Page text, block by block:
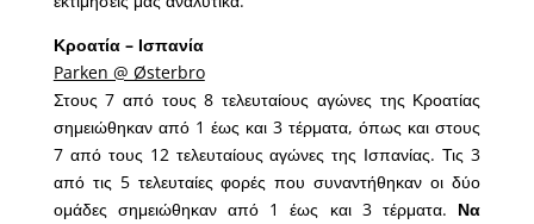
Κροατία – Ισπανία
Parken @ Østerbro
Στους 7 από τους 8 τελευταίους αγώνες της Κροατίας
σημειώθηκαν από 1 έως και 3 τέρματα, όπως και στους
7 από τους 12 τελευταίους αγώνες της Ισπανίας. Τις 3
από τις 5 τελευταίες φορές που συναντήθηκαν οι δύο
ομάδες σημειώθηκαν από 1 έως και 3 τέρματα. Να